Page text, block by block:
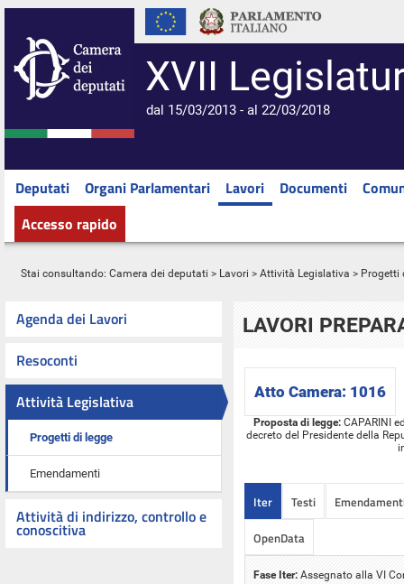
XVII
dal 15/03/2013 - al 22/03/2018
Deputati Organi Parlamentari Lavori Documenti
Accesso rapido
Stai consultando: Camera dei deputati > Lavori > Attività Legislativa > Progetti
Agenda dei Lavori
Resoconti
Attività Legislativa
Progetti di legge
Emendamenti
Attività di indirizzo, controllo e
conoscitiva
LAVORI
Atto Camera: 1016
Proposta di legge: CAPARINI
decreto del Presidente della
Iter Testi
OpenData
Fase Iter: Assegnato alla VI